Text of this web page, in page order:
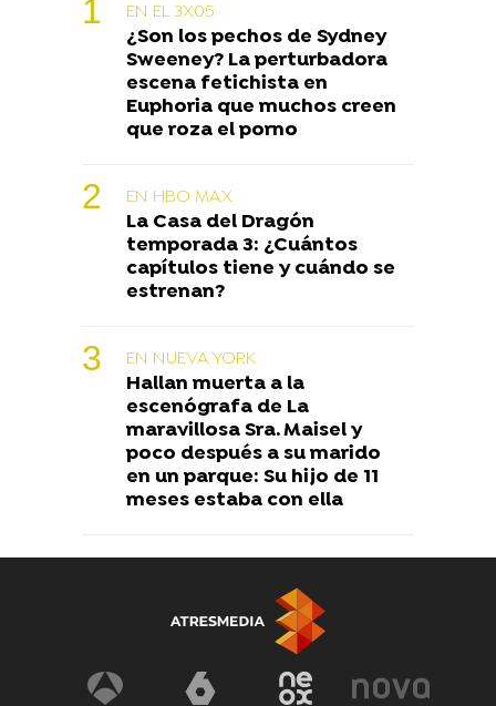
EN EL 3X05
¿Son los pechos de Sydney
Sweeney? La perturbadora
escena fetichista en
Euphoria que muchos creen
que roza el porno
EN HBO MAX
La Casa del Dragón
temporada 3: ¿Cuántos
capítulos tiene y cuándo se
estrenan?
EN NUEVA YORK
Hallan muerta a la
escenógrafa de La
maravillosa Sra. Maisel y
poco después a su marido
en un parque: Su hijo de 11
meses estaba con ella